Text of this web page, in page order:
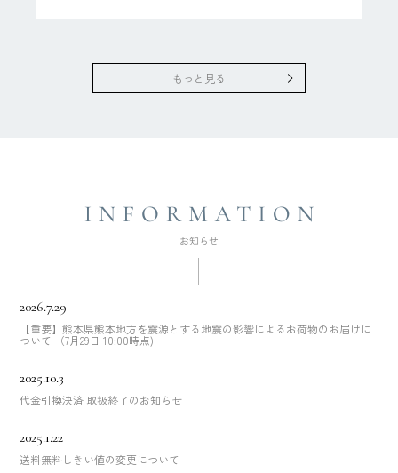
もっと見る
2026.7.29
【重要】熊本県熊本地方を震源とする地震の影響によるお荷物のお届けに
ついて （7月29日 10:00時点)
2025.10.3
代金引換決済 取扱終了のお知らせ
2025.1.22
送料無料しきい値の変更について